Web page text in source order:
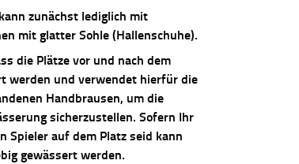
zunächst lediglich mit
mit glatter Sohle (Hallenschuhe).
die Plätze vor und nach dem
werden und verwendet hierfür die
Handbrausen, um die
sicherzustellen. Sofern Ihr
Spieler auf dem Platz seid kann
gewässert werden.